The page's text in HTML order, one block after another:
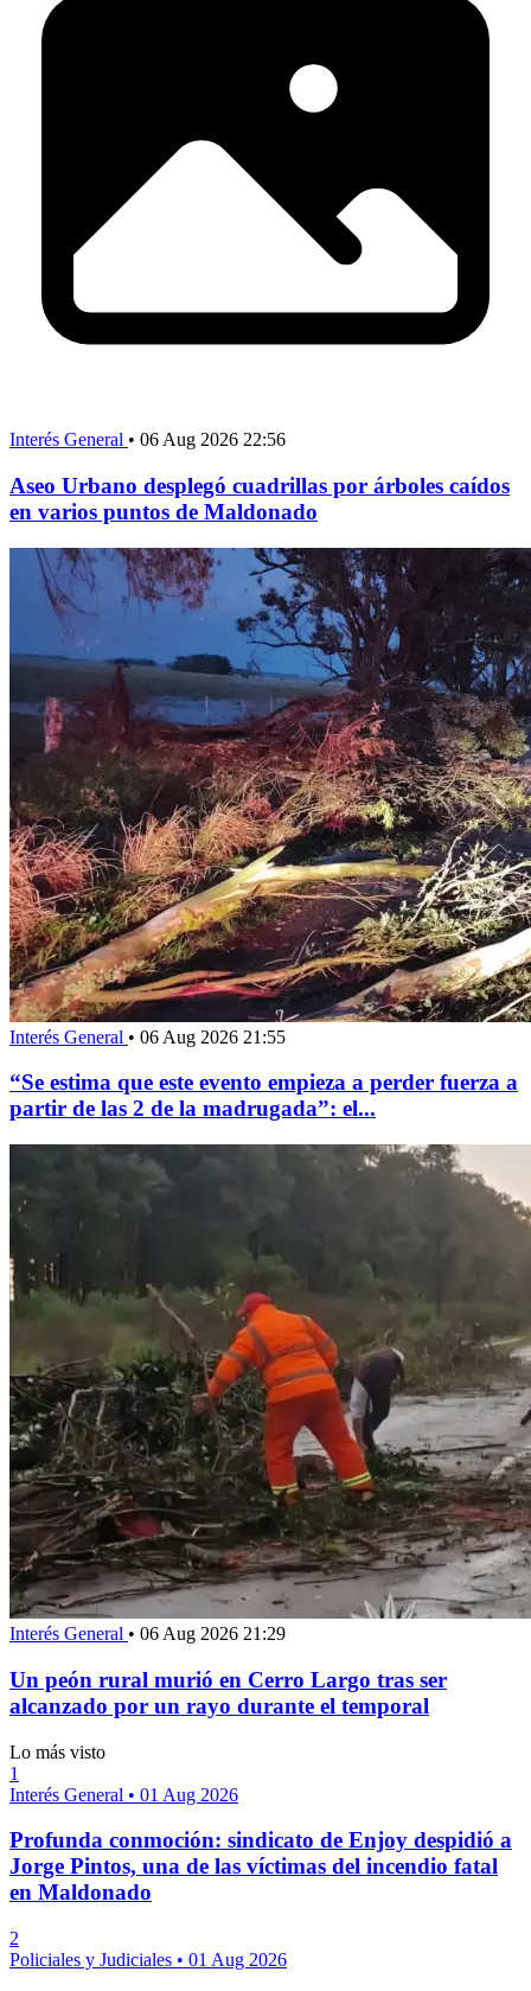
Interés General • 06 Aug 2026 22:56
Aseo Urbano desplegó cuadrillas por árboles caídos
en varios puntos de Maldonado
Interés General • 06 Aug 2026 21:55
“Se estima que este evento empieza a perder fuerza a
partir de las 2 de la madrugada”: el...
Interés General • 06 Aug 2026 21:29
Un peón rural murió en Cerro Largo tras ser
alcanzado por un rayo durante el temporal
Lo más visto
1
Interés General • 01 Aug 2026
Profunda conmoción: sindicato de Enjoy despidió a
Jorge Pintos, una de las víctimas del incendio fatal
en Maldonado
2
Policiales y Judiciales • 01 Aug 2026